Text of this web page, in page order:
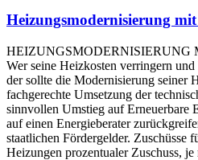
Heizungsmodernisierung
HEIZUNGSMODERNISIERUNG
Wer seine Heizkosten verringern
der sollte die Modernisierung seiner
fachgerechte Umsetzung der
sinnvollen Umstieg auf Erneuerbare
auf einen Energieberater
staatlichen Fördergelder. Zuschüsse
Heizungen prozentualer Zuschuss,